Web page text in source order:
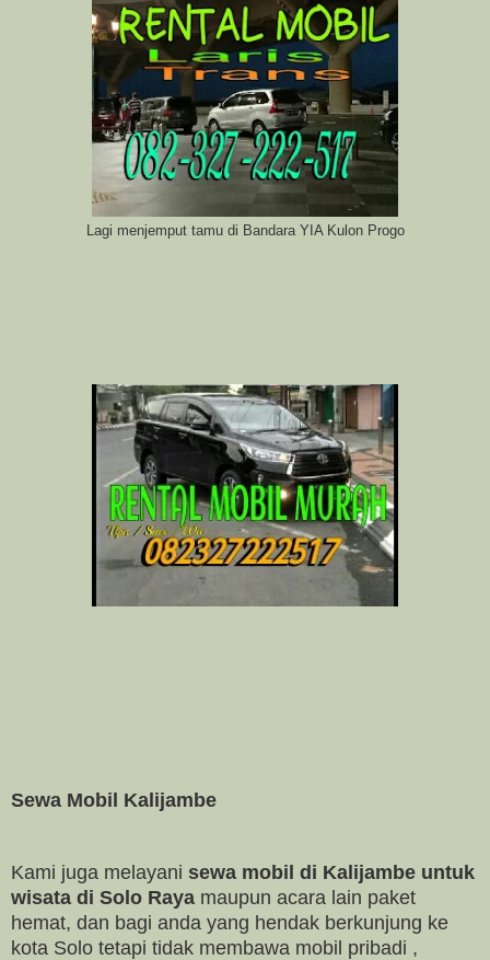
Lagi menjemput tamu di Bandara YIA Kulon Progo
Sewa Mobil Kalijambe
Kami juga melayani sewa mobil di Kalijambe untuk
wisata di Solo Raya maupun acara lain paket
hemat, dan bagi anda yang hendak berkunjung ke
kota Solo tetapi tidak membawa mobil pribadi ,